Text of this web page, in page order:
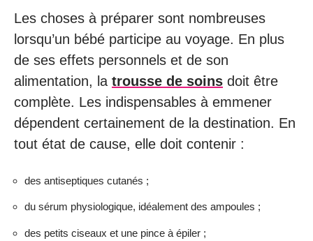
Les choses à préparer sont nombreuses
lorsqu’un bébé participe au voyage. En plus
de ses effets personnels et de son
alimentation, la trousse de soins doit être
complète. Les indispensables à emmener
dépendent certainement de la destination. En
tout état de cause, elle doit contenir :
des antiseptiques cutanés ;
du sérum physiologique, idéalement des ampoules ;
des petits ciseaux et une pince à épiler ;